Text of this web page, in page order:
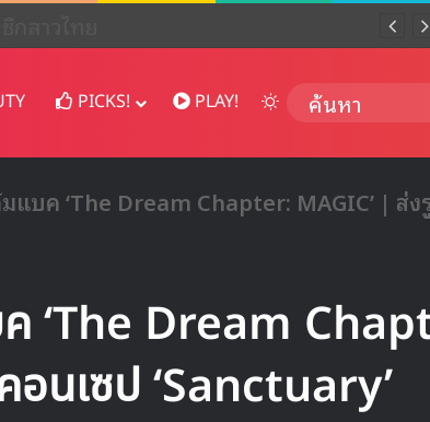
PICKS! PLAY! Switch skin
แบค ‘The Dream Chapter: MAGIC’ | ส่
‘The Dream
นเซป ‘Sanctuary’